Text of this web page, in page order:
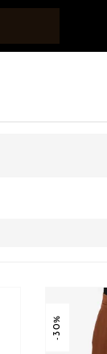
-30%